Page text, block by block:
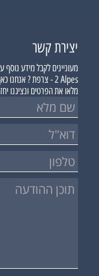
יצירת קשר
מעוניינים לקבל מידע נוסף
2 Alpes - צרפת ?
אנחנו
מלאו את הפרטים ונציגנו